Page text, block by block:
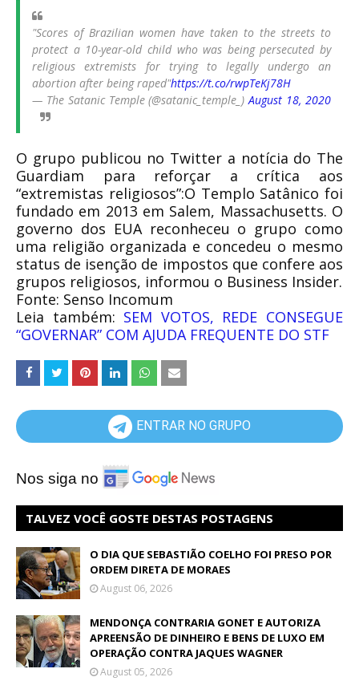
"Scores of Brazilian women have taken to the streets to
protect a 10-year-old child who was being persecuted by
religious extremists for trying to legally undergo an
abortion after being raped"https://t.co/rwpTeKj78H
— The Satanic Temple (@satanic_temple_)August 18, 2020
O grupo publicou no Twitter a notícia do The
Guardiam para reforçar a crítica aos
“extremistas religiosos”:O Templo Satânico foi
fundado em 2013 em Salem, Massachusetts. O
governo dos EUA reconheceu o grupo como
uma religião organizada e concedeu o mesmo
status de isenção de impostos que confere aos
grupos religiosos, informou o Business Insider.
Fonte: Senso Incomum
Leia também: SEM VOTOS, REDE CONSEGUE
“GOVERNAR” COM AJUDA FREQUENTE DO STF
ENTRAR NO GRUPO
Nos siga no
TALVEZ VOCÊ GOSTE DESTAS POSTAGENS
O DIA QUE SEBASTIÃO COELHO FOI PRESO POR
ORDEM DIRETA DE MORAES
August 06, 2026
MENDONÇA CONTRARIA GONET E AUTORIZA
APREENSÃO DE DINHEIRO E BENS DE LUXO EM
OPERAÇÃO CONTRA JAQUES WAGNER
August 05, 2026